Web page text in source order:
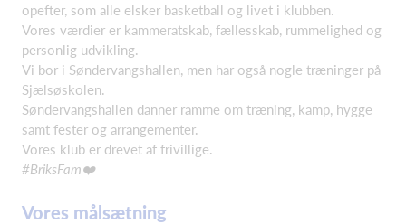
opefter, som alle elsker basketball og livet i klubben.
Vores værdier er kammeratskab, fællesskab, rummelighed og
personlig udvikling.
Vi bor i Søndervangshallen, men har også nogle træninger på
Sjælsøskolen.
Søndervangshallen danner ramme om træning, kamp, hygge
samt fester og arrangementer.
Vores klub er drevet af frivillige.
#BriksFam❤️
Vores målsætning